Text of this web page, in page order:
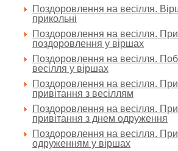
Поздоровлення на весілля.
прикольні
Поздоровлення на весілля.
поздоровлення у віршах
Поздоровлення на весілля.
весілля у віршах
Поздоровлення на весілля.
привітання з весіллям
Поздоровлення на весілля.
привітання з днем одруження
Поздоровлення на весілля.
одруженням у віршах